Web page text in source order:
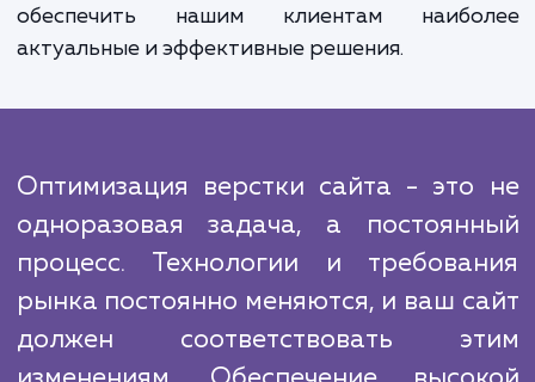
улучшению производительности верстки
отличается от предложений
индивидуализированные решения для
клиента.
Кроме того, мы постоянно следим за
разработки и внедряем